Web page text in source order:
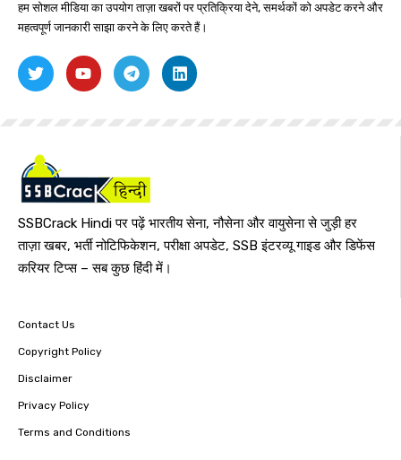
हम सोशल मीडिया का उपयोग ताज़ा खबरों पर प्रतिक्रिया देने, समर्थकों को अपडेट करने और
महत्वपूर्ण जानकारी साझा करने के लिए करते हैं।
SSBCrack Hindi पर पढ़ें भारतीय सेना, नौसेना और वायुसेना से जुड़ी हर
ताज़ा खबर, भर्ती नोटिफिकेशन, परीक्षा अपडेट, SSB इंटरव्यू गाइड और डिफेंस
करियर टिप्स – सब कुछ हिंदी में।
Contact Us
Copyright Policy
Disclaimer
Privacy Policy
Terms and Conditions